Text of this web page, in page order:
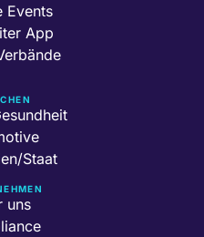
Events
App
Staat
uns